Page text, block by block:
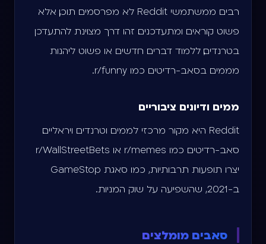
רבים ממשתמשי Reddit לא מפרסמים תוכן, אלא
פשוט קוראים ומתעדכנים. זהו דרך מצוינת להתעדכן
בטרנדים, ללמוד דברים חדשים או פשוט ליהנות
מממים בסאב-רדיטים כמו r/funny.
ממים ודיונים ציבוריים
Reddit היא מקור מרכזי לממים וטרנדים ויראליים.
סאב-רדיטים כמו r/memes או r/WallStreetBets
יצרו תופעות תרבותיות, כמו סאגת GameStop
ב-2021, שהשפיעה על שוק המניות.
סאבים מומלצים